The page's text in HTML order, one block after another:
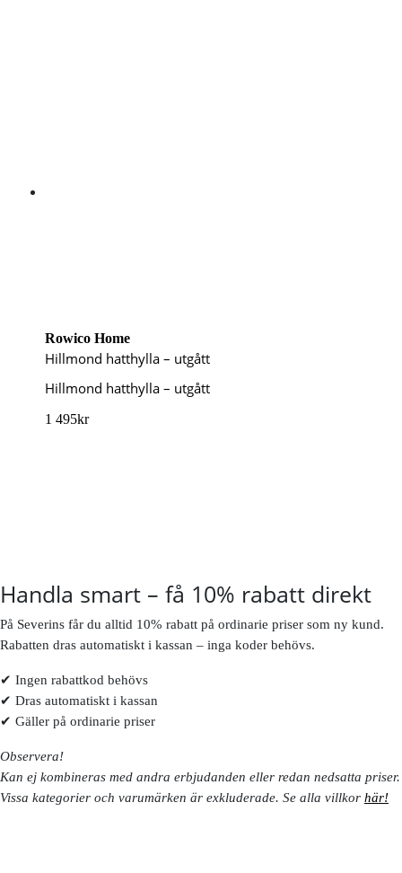
Rowico Home
Hillmond hatthylla – utgått
Hillmond hatthylla – utgått
1 495kr
Handla smart – få 10% rabatt direkt
På Severins får du alltid 10% rabatt på ordinarie priser som ny kund.
Rabatten dras automatiskt i kassan – inga koder behövs.
✔ Ingen rabattkod behövs
✔ Dras automatiskt i kassan
✔ Gäller på ordinarie priser
Observera!
Kan ej kombineras med andra erbjudanden eller redan nedsatta priser.
Vissa kategorier och varumärken är exkluderade. Se alla villkor här!